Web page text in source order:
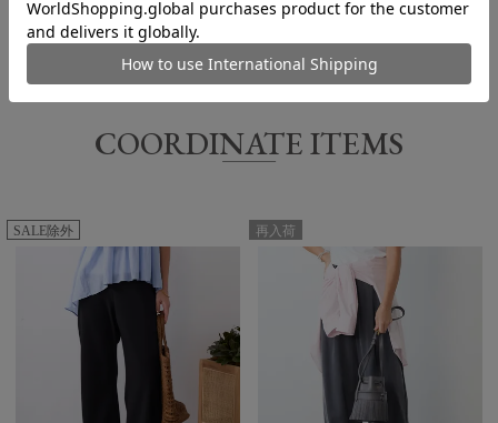
58/65㎝ 60㎝
COORDINATE ITEMS
SALE除外 再入荷